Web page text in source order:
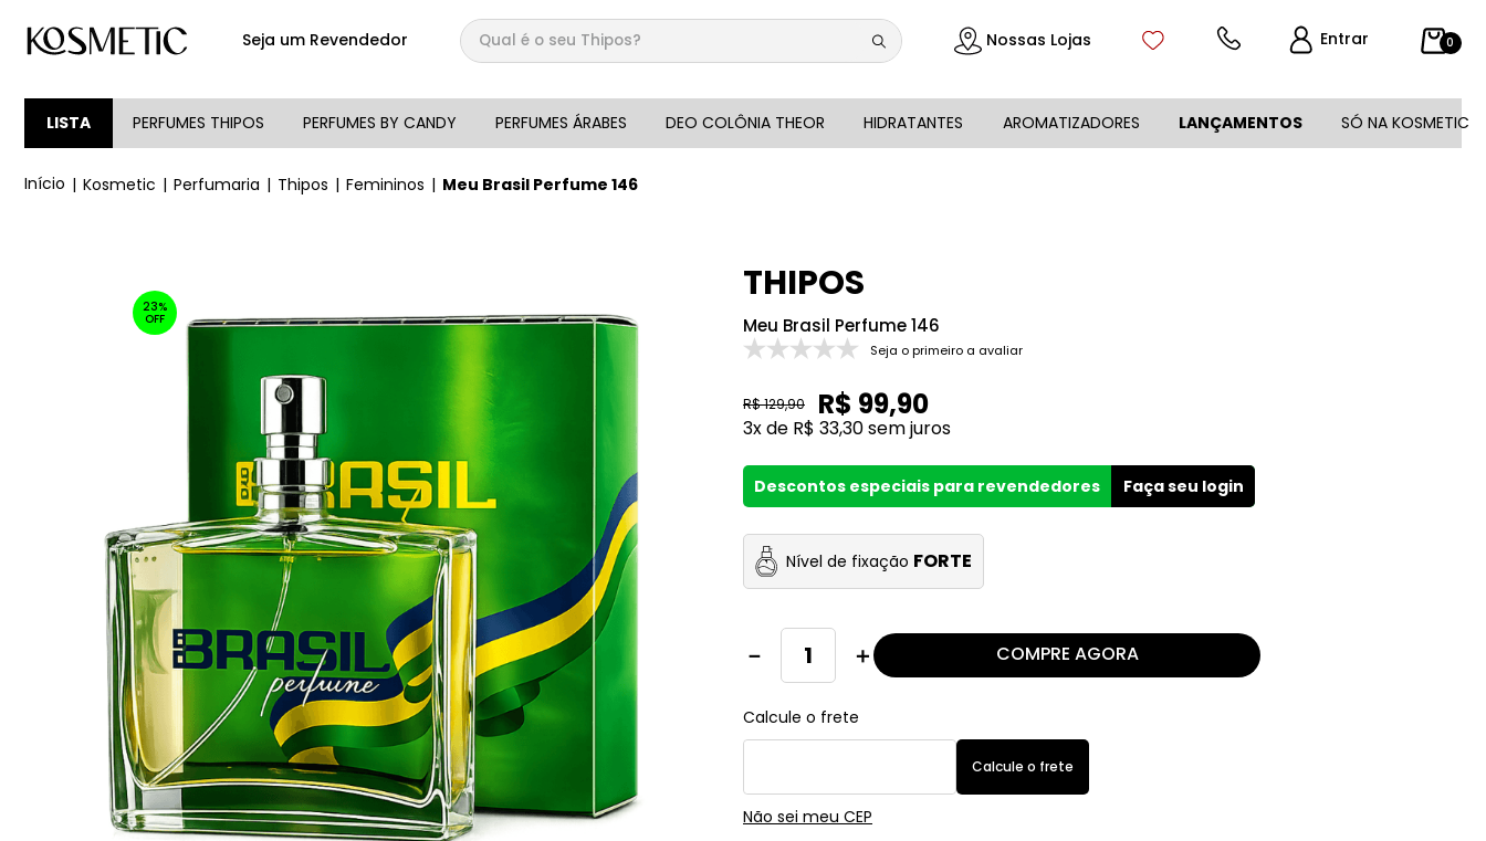
Seja um Revendedor
Qual é o seu Thipos?
Nossas Lojas Entrar 0
LISTA PERFUMES THIPOS PERFUMES BY CANDY PERFUMES ÁRABES DEO COLÔNIA THEOR HIDRATANTES AROMATIZADORES LANÇAMENTOS SÓ NA KOSMETIC
Kosmetic Perfumaria Thipos Femininos Meu Brasil Perfume 146
23%
OFF
THIPOS
Meu Brasil Perfume 146
Seja o primeiro a avaliar
R$129,90 R$ 99,90
3x de R$ 33,30sem juros
Descontos especiais para revendedores Faça seu login
Nível de fixação FORTE
＋
－ COMPRE AGORA
Não sei meu CEP
1 º
144
3
146
10º 001